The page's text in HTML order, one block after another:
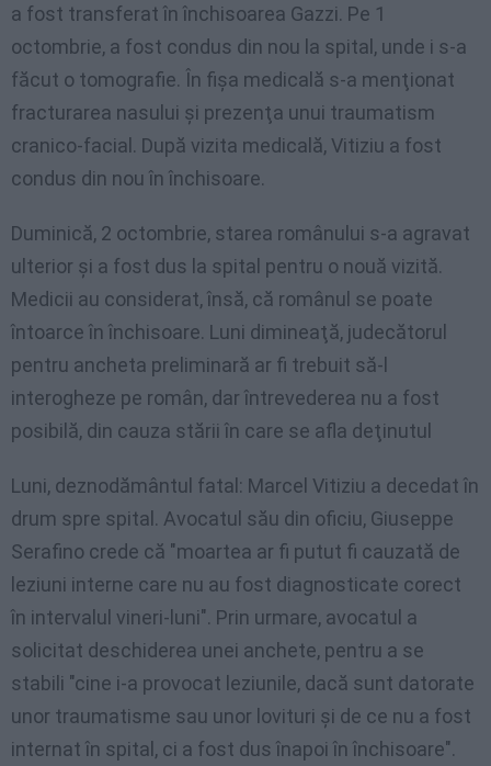
a fost transferat în închisoarea Gazzi. Pe 1
octombrie, a fost condus din nou la spital, unde i s-a
făcut o tomografie. În fişa medicală s-a menţionat
fracturarea nasului şi prezenţa unui traumatism
cranico-facial. După vizita medicală, Vitiziu a fost
condus din nou în închisoare.
Duminică, 2 octombrie, starea românului s-a agravat
ulterior şi a fost dus la spital pentru o nouă vizită.
Medicii au considerat, însă, că românul se poate
întoarce în închisoare. Luni dimineaţă, judecătorul
pentru ancheta preliminară ar fi trebuit să-l
interogheze pe român, dar întrevederea nu a fost
posibilă, din cauza stării în care se afla deţinutul
Luni, deznodământul fatal: Marcel Vitiziu a decedat în
drum spre spital. Avocatul său din oficiu, Giuseppe
Serafino crede că "moartea ar fi putut fi cauzată de
leziuni interne care nu au fost diagnosticate corect
în intervalul vineri-luni". Prin urmare, avocatul a
solicitat deschiderea unei anchete, pentru a se
stabili "cine i-a provocat leziunile, dacă sunt datorate
unor traumatisme sau unor lovituri şi de ce nu a fost
internat în spital, ci a fost dus înapoi în închisoare".